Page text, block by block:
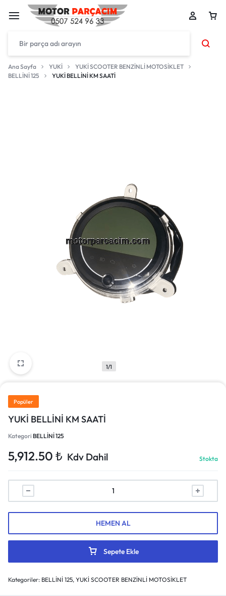
Ana Sayfa YUKİ
YUKİ SCOOTER BENZİNLİ MOTOSİKLET
BELLİNİ 125
YUKİ BELLİNİ KM SAATİ
1/1
Popüler
YUKİ BELLİNİ KM SAATİ
Kategori BELLİNİ 125
5,912.50 ₺ Kdv Dahil Stokta
Sepete Ekle
HEMEN AL
Kategoriler: BELLİNİ 125, YUKİ SCOOTER BENZİNLİ MOTOSİKLET